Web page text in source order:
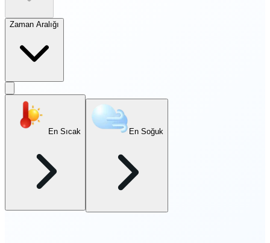
Zaman Aralığı
En Sıcak En Soğuk